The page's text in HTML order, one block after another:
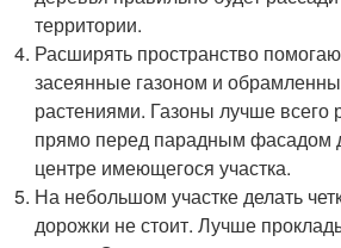
территории.
Расширять пространство
засеянные газоном и
растениями. Газоны лучше всего
прямо перед парадным фасадом
центре имеющегося участка.
На небольшом участке делать
дорожки не стоит. Лучше